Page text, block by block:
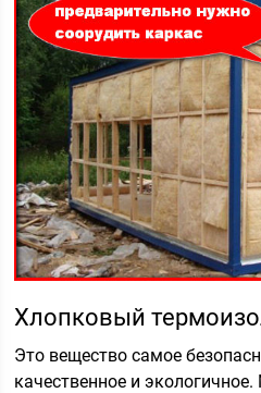
Хлопковый
Это вещество самое
качественное и